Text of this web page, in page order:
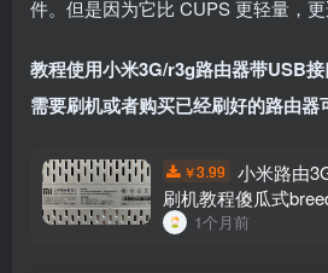
件。但是因为它比 CUPS 更轻量，更
教程使用小米3G/r3g路由器带USB
需要刷机或者购买已经刷好的路由器
￥3.99
小米路由
刷机教程傻瓜式
原厂教程
1个月前